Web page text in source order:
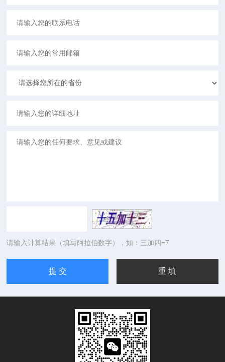
请输入计算结果（填写阿拉伯数字），如：三加四=7